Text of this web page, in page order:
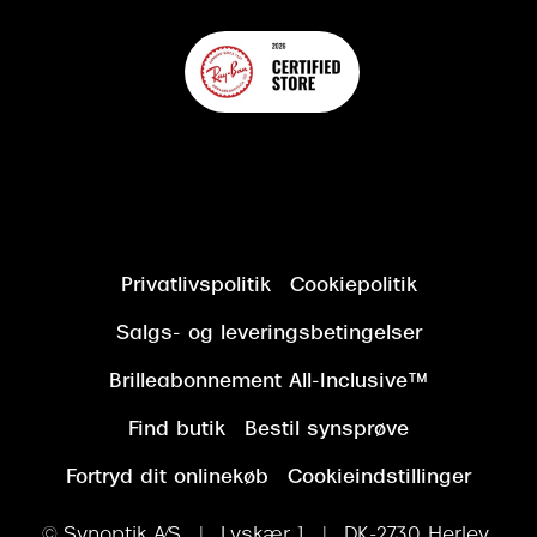
Privatlivspolitik Cookiepolitik
Salgs- og leveringsbetingelser
Brilleabonnement All-Inclusive™
Find butik Bestil synsprøve
Fortryd dit onlinekøb Cookieindstillinger